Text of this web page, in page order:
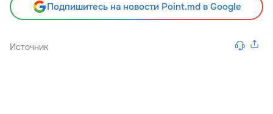
Подпишитесь на новости Point.md в Google
Источник